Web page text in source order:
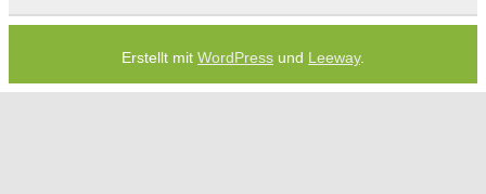
Erstellt mit WordPress und Leeway.